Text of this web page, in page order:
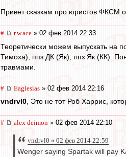
Привет сказкам про юристов ФКСМ
# r.w.ace » 02 фев 2014 22:33
Теоретически можем выпускать на
Тимоха), ппз ДК (Як), лпз Як (КК).
травмами.
# Eaglesias » 02 фев 2014 22:16
vndrvl0, Это не тот Роб Харрис,
# alex deimon » 02 фев 2014 22:10
vndrvl0 » 02 фев 2014 22:59
Wenger saying Spartak will pay